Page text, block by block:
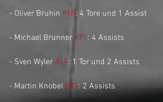
- Oliver Bruhin #18: 4 Tore und 1 Assist
- Michael Brunner #71 : 4 Assists
- Sven Wyler #19: 1 Tor und 2 Assists
- Martin Knobel #81 : 2 Assists